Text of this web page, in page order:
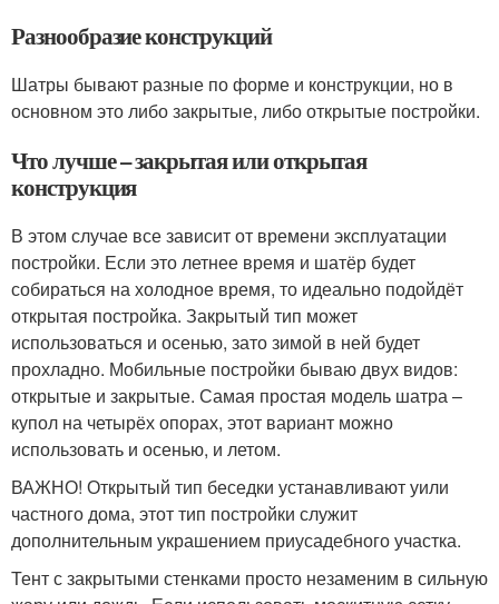
Разнообразие конструкций
Шатры бывают разные по форме и конструкции, но в
основном это либо закрытые, либо открытые постройки.
Что лучше – закрытая или открытая
конструкция
В этом случае все зависит от времени эксплуатации
постройки. Если это летнее время и шатёр будет
собираться на холодное время, то идеально подойдёт
открытая постройка. Закрытый тип может
использоваться и осенью, зато зимой в ней будет
прохладно. Мобильные постройки бываю двух видов:
открытые и закрытые. Самая простая модель шатра –
купол на четырёх опорах, этот вариант можно
использовать и осенью, и летом.
ВАЖНО! Открытый тип беседки устанавливают уили
частного дома, этот тип постройки служит
дополнительным украшением приусадебного участка.
Тент с закрытыми стенками просто незаменим в сильную